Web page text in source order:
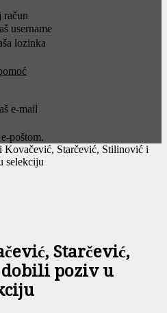
račun
username
lozinka
e-mail
poštom.
Kovačević, Starčević, Stilinović i
selekciju
Starčević,
poziv u